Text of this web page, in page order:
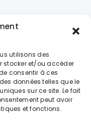
utilisons des
stocker et/ou accéder
consentir à ces
données telles que le
sur ce site. Le fait
peut avoir
et fonctions.